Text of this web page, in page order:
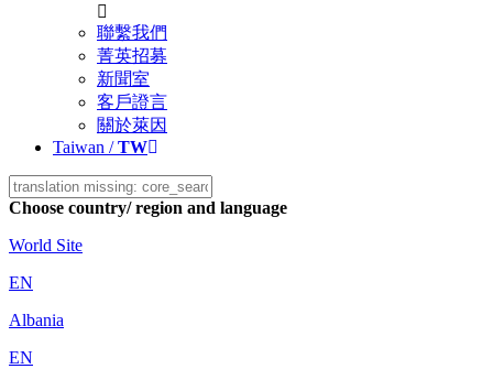
聯繫我們
菁英招募
新聞室
客戶證言
關於萊因
Taiwan /TW
Choose country/ region and language
World Site
EN
Albania
EN